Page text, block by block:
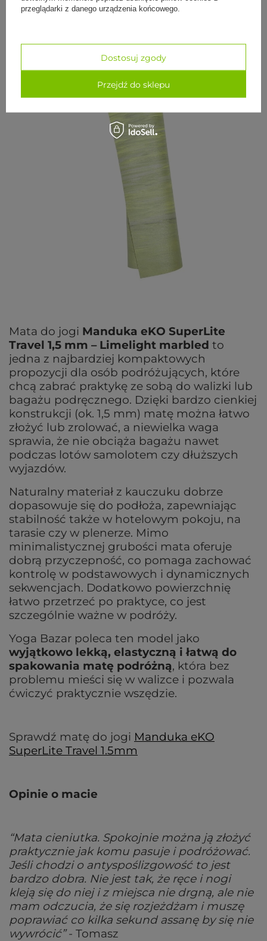
Mata do jogi Manduka eKO SuperLite
Travel 1,5 mm – Limelight marbled to
jedna z najbardziej kompaktowych
propozycji dla osób podróżujących, które
chcą zabrać praktykę ze sobą do walizki lub
bagażu podręcznego. Dzięki bardzo cienkiej
konstrukcji (ok. 1,5 mm) matę można łatwo
złożyć lub zrolować, a niewielka waga
sprawia, że nie obciąża bagażu nawet
podczas lotów samolotem czy dłuższych
wyjazdów.
Naturalny materiał z kauczuku dobrze
dopasowuje się do podłoża, zapewniając
stabilność także w hotelowym pokoju, na
tarasie czy w plenerze. Mimo
minimalistycznej grubości mata oferuje
dobrą przyczepność, co pomaga zachować
kontrolę w podstawowych i dynamicznych
sekwencjach. Dodatkowo powierzchnię
łatwo przetrzeć po praktyce, co jest
szczególnie ważne w podróży.
Yoga Bazar poleca ten model jako
wyjątkowo lekką, elastyczną i łatwą do
spakowania matę podróżną, która bez
problemu mieści się w walizce i pozwala
ćwiczyć praktycznie wszędzie.
Sprawdź matę do jogi Manduka eKO
SuperLite Travel 1.5mm
Opinie o macie
“Mata cieniutka. Spokojnie można ją złożyć
praktycznie jak komu pasuje i podróżować.
Jeśli chodzi o antyspoślizgowość to jest
bardzo dobra. Nie jest tak, że ręce i nogi
kleją się do niej i z miejsca nie drgną, ale nie
mam odczucia, że się rozjeżdżam i muszę
poprawiać co kilka sekund assanę by się nie
wywrócić”- Tomasz
przeglądarki z danego urządzenia końcowego.
Dostosuj zgody
Przejdź do sklepu